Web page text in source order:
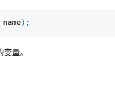
name) ;
变量。